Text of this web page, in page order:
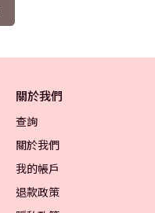
關於我們
查詢
關於我們
我的帳戶
退款政策